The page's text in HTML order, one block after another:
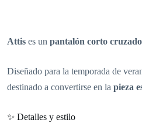
Attis es un pantalón corto
Diseñado para la temporada de
destinado a convertirse en la pieza
✨ Detalles y estilo